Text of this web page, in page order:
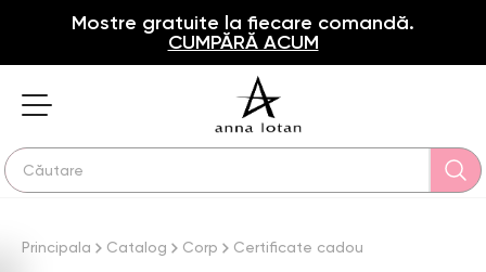
Mostre gratuite la fiecare comandă.
CUMPĂRĂ ACUM
Principala Catalog Corp Certificate cadou